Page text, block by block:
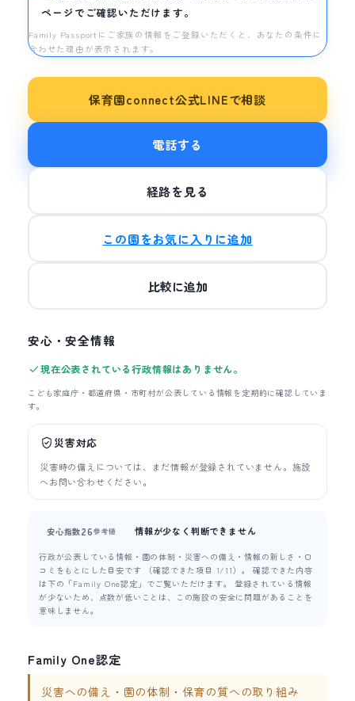
ページでご確認いただけます。
Family Passportにご家族の情報をご登録いただくと、あなたの条件に
合わせた理由が表示されます。
保育園connect公式LINEで相談
電話する
経路を見る
この園をお気に入りに追加
比較に追加
安心・安全情報
現在公表されている行政情報はありません。
こども家庭庁・都道府県・市町村が公表している情報を定期的に確認していま
す。
災害対応
災害時の備えについては、まだ情報が登録されていません。施設
へお問い合わせください。
安心指数26参考値 情報が少なく判断できません
行政が公表している情報・園の体制・災害への備え・情報の新しさ・口
コミをもとにした目安です （確認できた項目 1/11）。 確認できた内容
は下の「Family One認定」でご覧いただけます。 登録されている情報
が少ないため、点数が低いことは、この施設の安全に問題があることを
意味しません。
Family One認定
災害への備え・園の体制・保育の質への取り組み